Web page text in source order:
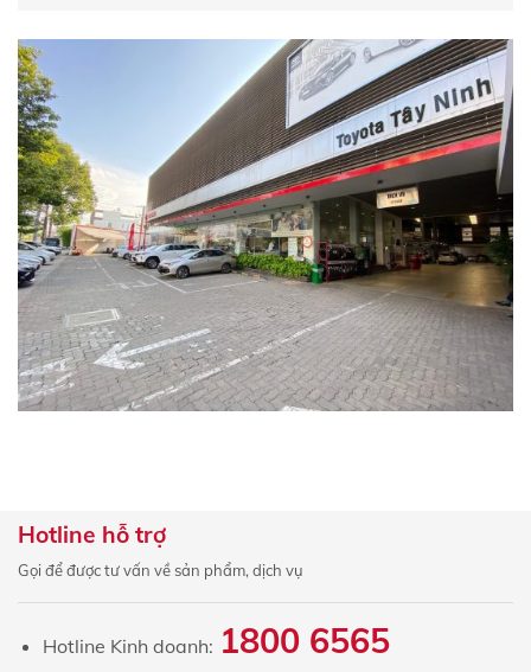
ĐĂNG KÝ
ĐỊNH GIÁ XE MIỄN PHÍ
Họ và tên
×
Hotline hỗ trợ
Gọi để được tư vấn về sản phẩm, dịch vụ
Hotline Kinh doanh: 1800 6565